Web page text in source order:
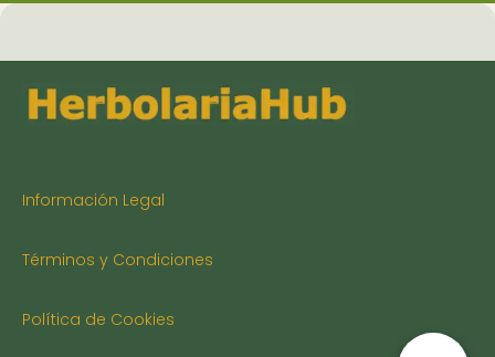
Información Legal
Términos y Condiciones
Política de Cookies